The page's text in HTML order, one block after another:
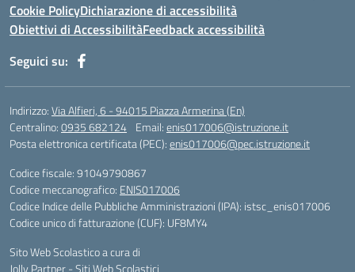
Cookie PolicyDichiarazione di accessibilità
Obiettivi di AccessibilitàFeedback accessibilità
Seguici su:
Indirizzo:Via Alfieri, 6 - 94015 Piazza Armerina (En)
Centralino:0935 682124 Email:enis017006@istruzione.it
Posta elettronica certificata (PEC):enis017006@pec.istruzione.it
Codice fiscale: 91049790867
Codice meccanografico: ENIS017006
Codice Indice delle Pubbliche Amministrazioni (IPA): istsc_enis017006
Codice unico di fatturazione (CUF): UF8MY4
Sito Web Scolastico a cura di
Jolly Partner - Siti Web Scolastici